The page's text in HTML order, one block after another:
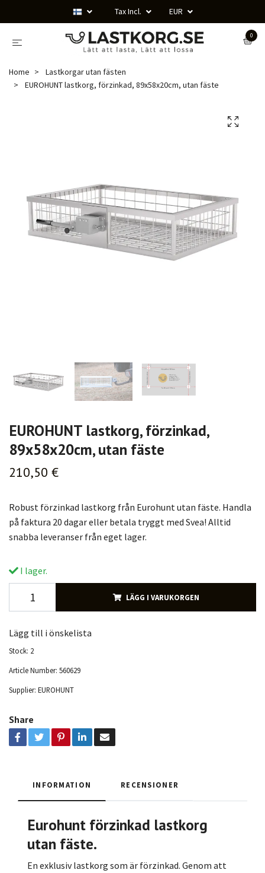
Tax Incl. EUR
0
Home
Lastkorgar utan fästen
EUROHUNT lastkorg, förzinkad, 89x58x20cm, utan fäste
EUROHUNT lastkorg, förzinkad,
89x58x20cm, utan fäste
210,50 €
Robust förzinkad lastkorg från Eurohunt utan fäste. Handla
på faktura 20 dagar eller betala tryggt med Svea! Alltid
snabba leveranser från eget lager.
I lager.
LÄGG I VARUKORGEN
Lägg till i önskelista
Stock: 2
Article Number: 560629
Supplier: EUROHUNT
Share
INFORMATION RECENSIONER
Eurohunt förzinkad lastkorg
utan fäste.
En exklusiv lastkorg som är förzinkad. Genom att